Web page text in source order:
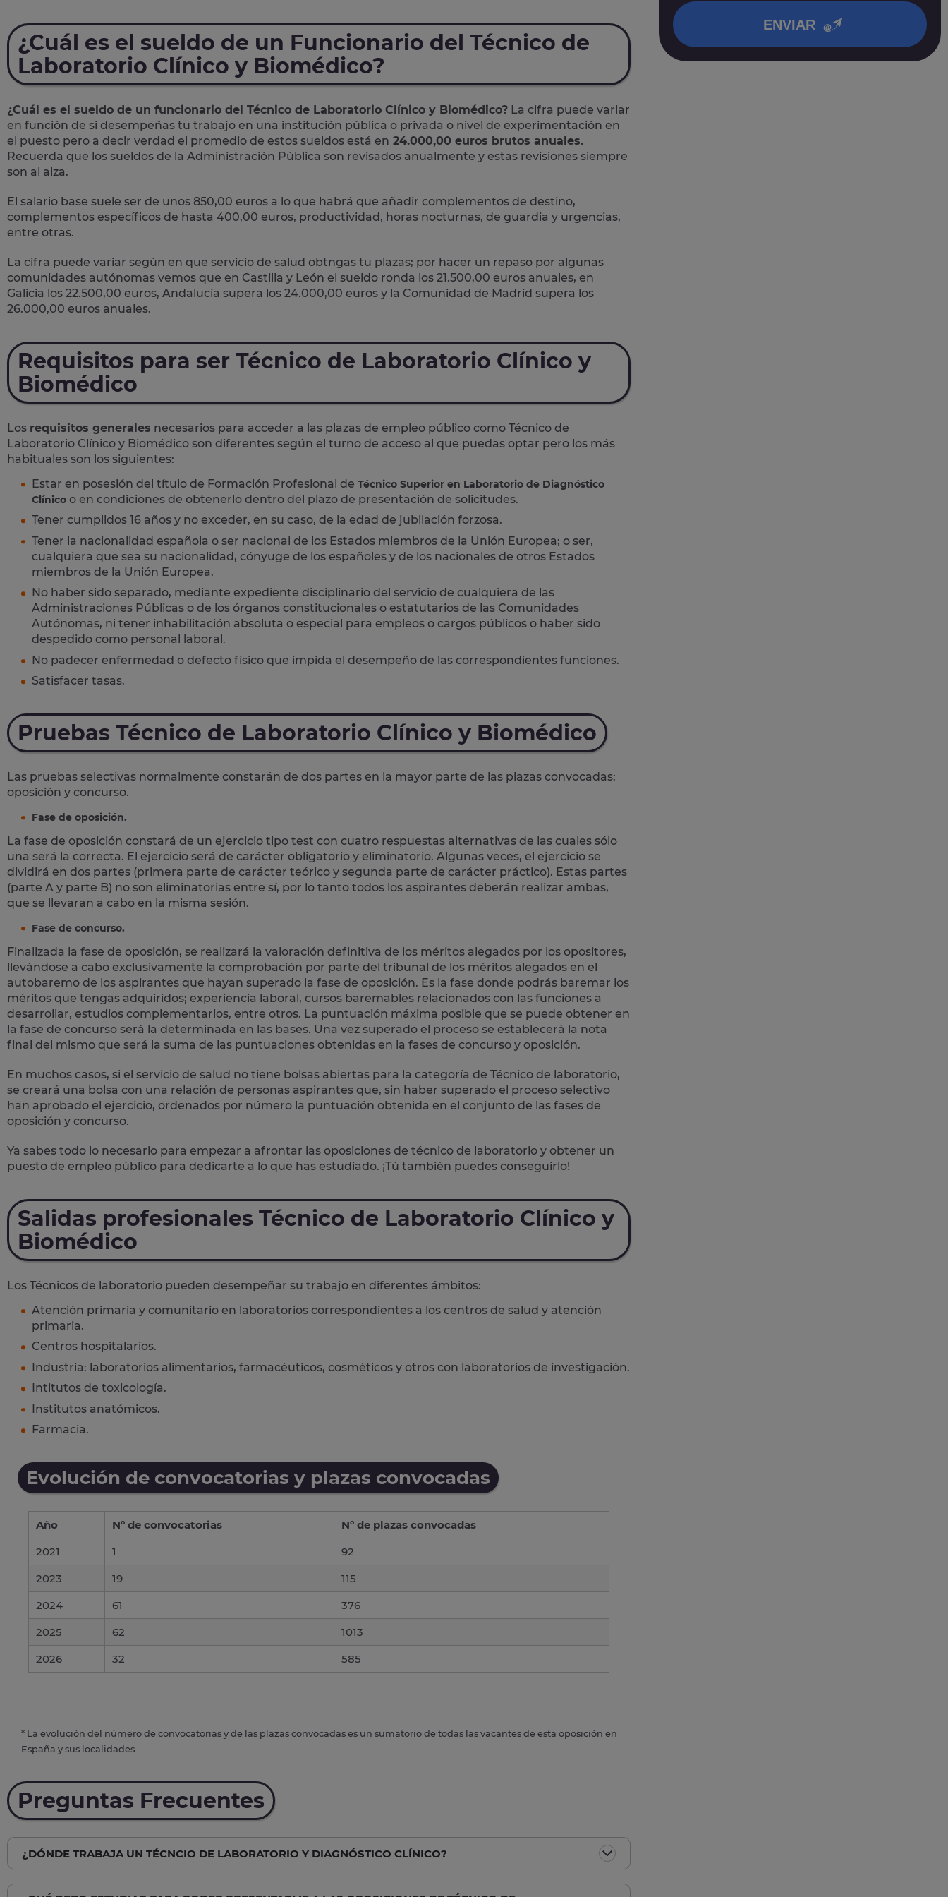
¿Cuál es el sueldo de un Funcionario del Técnico de
Laboratorio Clínico y Biomédico?
¿Cuál es el sueldo de un funcionario del Técnico de Laboratorio Clínico y Biomédico? La cifra puede variar
en función de si desempeñas tu trabajo en una institución pública o privada o nivel de experimentación en
el puesto pero a decir verdad el promedio de estos sueldos está en 24.000,00 euros brutos anuales.
Recuerda que los sueldos de la Administración Pública son revisados anualmente y estas revisiones siempre
son al alza.
El salario base suele ser de unos 850,00 euros a lo que habrá que añadir complementos de destino,
complementos específicos de hasta 400,00 euros, productividad, horas nocturnas, de guardia y urgencias,
entre otras.
La cifra puede variar según en que servicio de salud obtngas tu plazas; por hacer un repaso por algunas
comunidades autónomas vemos que en Castilla y León el sueldo ronda los 21.500,00 euros anuales, en
Galicia los 22.500,00 euros, Andalucía supera los 24.000,00 euros y la Comunidad de Madrid supera los
26.000,00 euros anuales.
Requisitos para ser Técnico de Laboratorio Clínico y
Biomédico
Los requisitos generales necesarios para acceder a las plazas de empleo público como Técnico de
Laboratorio Clínico y Biomédico son diferentes según el turno de acceso al que puedas optar pero los más
habituales son los siguientes:
Estar en posesión del título de Formación Profesional de Técnico Superior en Laboratorio de Diagnóstico
Clínico o en condiciones de obtenerlo dentro del plazo de presentación de solicitudes.
Tener cumplidos 16 años y no exceder, en su caso, de la edad de jubilación forzosa.
Tener la nacionalidad española o ser nacional de los Estados miembros de la Unión Europea; o ser,
cualquiera que sea su nacionalidad, cónyuge de los españoles y de los nacionales de otros Estados
miembros de la Unión Europea.
No haber sido separado, mediante expediente disciplinario del servicio de cualquiera de las
Administraciones Públicas o de los órganos constitucionales o estatutarios de las Comunidades
Autónomas, ni tener inhabilitación absoluta o especial para empleos o cargos públicos o haber sido
despedido como personal laboral.
No padecer enfermedad o defecto físico que impida el desempeño de las correspondientes funciones.
Satisfacer tasas.
Pruebas Técnico de Laboratorio Clínico y Biomédico
Las pruebas selectivas normalmente constarán de dos partes en la mayor parte de las plazas convocadas:
oposición y concurso.
Fase de oposición.
La fase de oposición constará de un ejercicio tipo test con cuatro respuestas alternativas de las cuales sólo
una será la correcta. El ejercicio será de carácter obligatorio y eliminatorio. Algunas veces, el ejercicio se
dividirá en dos partes (primera parte de carácter teórico y segunda parte de carácter práctico). Estas partes
(parte A y parte B) no son eliminatorias entre sí, por lo tanto todos los aspirantes deberán realizar ambas,
que se llevaran a cabo en la misma sesión.
Fase de concurso.
Finalizada la fase de oposición, se realizará la valoración definitiva de los méritos alegados por los opositores,
llevándose a cabo exclusivamente la comprobación por parte del tribunal de los méritos alegados en el
autobaremo de los aspirantes que hayan superado la fase de oposición. Es la fase donde podrás baremar los
méritos que tengas adquiridos; experiencia laboral, cursos baremables relacionados con las funciones a
desarrollar, estudios complementarios, entre otros. La puntuación máxima posible que se puede obtener en
la fase de concurso será la determinada en las bases. Una vez superado el proceso se establecerá la nota
final del mismo que será la suma de las puntuaciones obtenidas en la fases de concurso y oposición.
En muchos casos, si el servicio de salud no tiene bolsas abiertas para la categoría de Técnico de laboratorio,
se creará una bolsa con una relación de personas aspirantes que, sin haber superado el proceso selectivo
han aprobado el ejercicio, ordenados por número la puntuación obtenida en el conjunto de las fases de
oposición y concurso.
Ya sabes todo lo necesario para empezar a afrontar las oposiciones de técnico de laboratorio y obtener un
puesto de empleo público para dedicarte a lo que has estudiado. ¡Tú también puedes conseguirlo!
Salidas profesionales Técnico de Laboratorio Clínico y
Biomédico
Los Técnicos de laboratorio pueden desempeñar su trabajo en diferentes ámbitos:
Atención primaria y comunitario en laboratorios correspondientes a los centros de salud y atención
primaria.
Centros hospitalarios.
Industria: laboratorios alimentarios, farmacéuticos, cosméticos y otros con laboratorios de investigación.
Intitutos de toxicología.
Institutos anatómicos.
Farmacia.
Evolución de convocatorias y plazas convocadas
Año Nº de convocatorias
Nº de plazas convocadas
2021
1
92
2023
19
115
2024
61
376
2025
62
1013
2026
32 585
* La evolución del número de convocatorias y de las plazas convocadas es un sumatorio de todas las vacantes de esta oposición en
España y sus localidades
Preguntas Frecuentes
¿DÓNDE TRABAJA UN TÉCNCIO DE LABORATORIO Y DIAGNÓSTICO CLÍNICO?
ENVIAR